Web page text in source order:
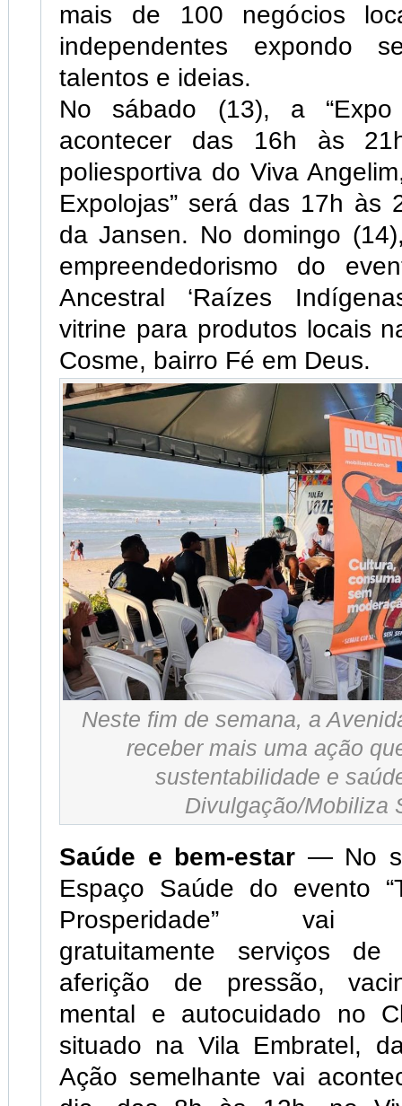
mais de 100 negócios
independentes expondo
talentos e ideias.
No sábado (13), a “Expo
acontecer das 16h às
poliesportiva do Viva
Expolojas” será das 17h às
da Jansen. No domingo
empreendedorismo do
Ancestral ‘Raízes
vitrine para produtos locais
Cosme, bairro Fé em Deus.
Neste fim de semana, a
receber mais uma ação
sustentabilidade e
Divulgação/Mobiliza
Saúde e bem-estar — No
Espaço Saúde do evento
Prosperidade” vai
gratuitamente serviços de
aferição de pressão,
mental e autocuidado no
situado na Vila Embratel,
Ação semelhante vai